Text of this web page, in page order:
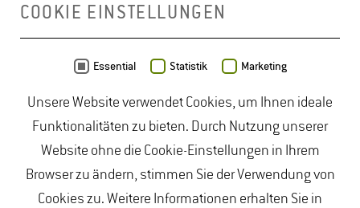
OpenStreetMap- Veröffentlicht unterODbL
duales Studium Gartenbau| Gartenbau Studium|
Lebensmittelrecht Studium|Lebensmittelsicherheit
Studium| Naturschutz Studium|Oenologie
Studium| Studiengang Logistik|Studiengänge
COOKIE EINSTELLUNGEN
Essential Statistik Marketing
Unsere Website verwendet Cookies, um Ihnen ideale
Funktionalitäten zu bieten. Durch Nutzung unserer
Website ohne die Cookie-Einstellungen in Ihrem
Browser zu ändern, stimmen Sie der Verwendung von
Cookies zu. Weitere Informationen erhalten Sie in